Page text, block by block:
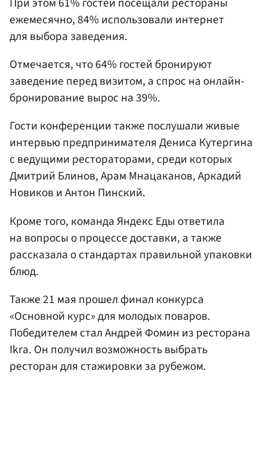
ежемесячно, 84% использовали интернет
для выбора заведения.
Отмечается, что 64% гостей бронируют
заведение перед визитом, а спрос на онлайн-
бронирование вырос на 39%.
Гости конференции также послушали живые
интервью предпринимателя Дениса Кутергина
с ведущими рестораторами, среди которых
Дмитрий Блинов, Арам Мнацаканов, Аркадий
Новиков и Антон Пинский.
Кроме того, команда Яндекс Еды ответила
на вопросы о процессе доставки, а также
рассказала о стандартах правильной упаковки
блюд.
Также 21 мая прошел финал конкурса
«Основной курс» для молодых поваров.
Победителем стал Андрей Фомин из ресторана
Ikra. Он получил возможность выбрать
ресторан для стажировки за рубежом.